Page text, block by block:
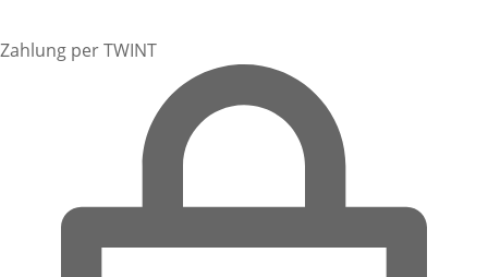
Zahlung per TWINT